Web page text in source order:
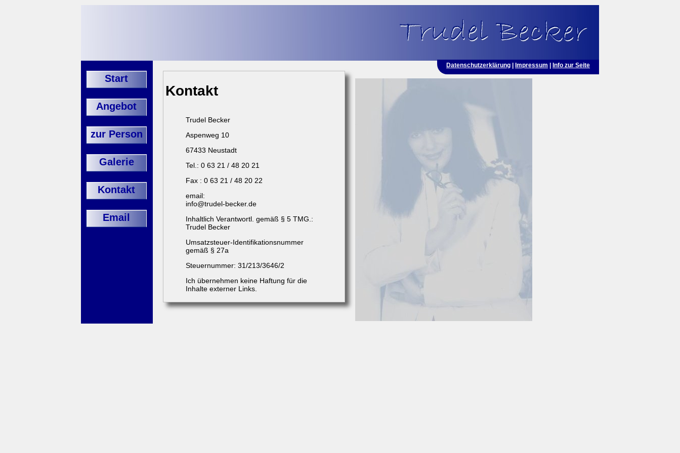
Datenschutzerklärung Impressum Info zur Seite
Start
Angebot
zur Person
Galerie
Kontakt
Email
Kontakt
Trudel Becker
Aspenweg 10
67433 Neustadt
Tel.: 0 63 21 / 48 20 21
Fax : 0 63 21 / 48 20 22
email:
info@trudel-becker.de
Inhaltlich Verantwortl. gemäß § 5 TMG.:
Trudel Becker
Umsatzsteuer-Identifikationsnummer
gemäß § 27a
Steuernummer: 31/213/3646/2
Ich übernehmen keine Haftung für die
Inhalte externer Links.